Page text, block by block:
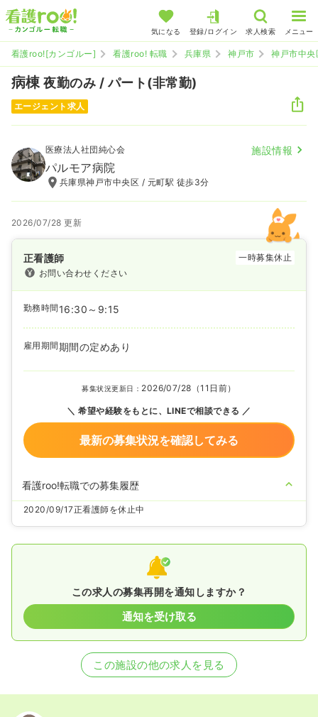
気になる 登録/ログイン 求人検索 メニュー
看護roo![カンゴルー] 看護roo! 転職 兵庫県 神戸市 神戸市中央
病棟夜勤のみ / パート(非常勤)
エージェント求人
医療法人社団純心会 施設情報
パルモア病院
兵庫県神戸市中央区 / 元町駅 徒歩3分
2026/07/28 更新
正看護師
一時募集休止
お問い合わせください
勤務時間 16:30～9:15
雇用期間期間の定めあり
募集状況更新日： 2026/07/28（11日前）
希望や経験をもとに、LINEで相談できる
最新の募集状況を確認してみる
看護roo!転職での募集履歴
2020/09/17正看護師を休止中
この求人の募集再開を通知しますか？
通知を受け取る
この施設の他の求人を見る